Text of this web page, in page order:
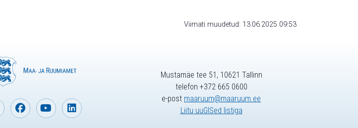
Viimati muudetud: 13.06.2025 09:53
Mustamäe tee 51, 10621 Tallinn
telefon +372 665 0600
e-post maaruum@maaruum.ee
Liitu uuGISed listiga